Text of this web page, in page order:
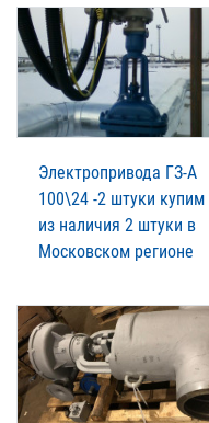
Электропривода ГЗ-А
100\24 -2 штуки купим
из наличия 2 штуки в
Московском регионе